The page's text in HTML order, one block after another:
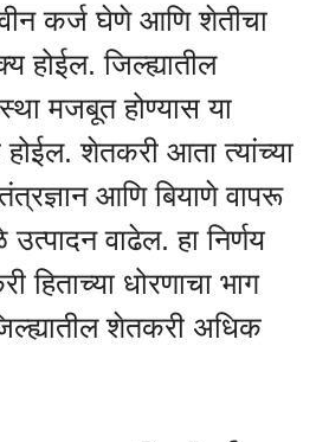
कर्ज घेणे आणि शेतीचा
होईल. जिल्ह्यातील
मजबूत होण्यास या
होईल. शेतकरी आता त्यांच्या
आणि बियाणे वापरू
वाढेल. हा निर्णय
हिताच्या धोरणाचा भाग
शेतकरी अधिक